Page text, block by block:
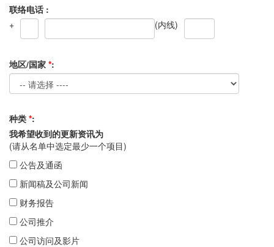
联络电话 :
+
(内线)
地区/国家 *:
种类 *:
我希望收到的更新资讯为
(请从名单中选定最少一个项目)
公告及通函
新闻稿及公司新闻
财务报告
公司推介
公司访问及影片